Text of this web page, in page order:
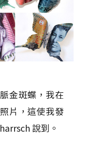
金斑蝶，我在
片，這使我發
說到。